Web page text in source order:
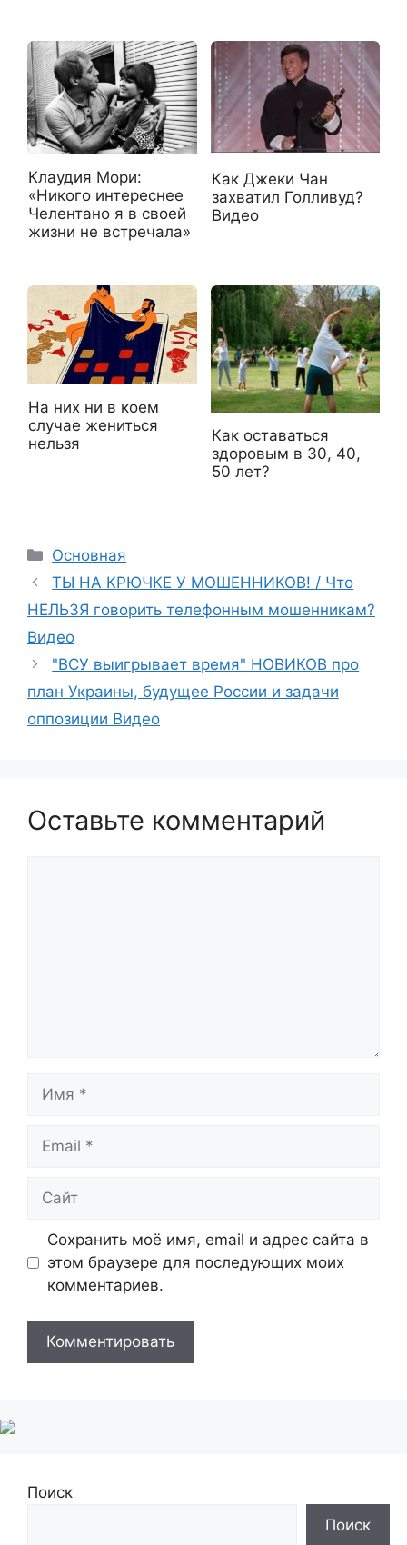
Клаудия Мори:
«Никого интереснее
Челентано я в своей
жизни не встречала»
Как Джеки Чан
захватил Голливуд?
Видео
На них ни в коем
случае жениться
нельзя
Как оставаться
здоровым в 30, 40,
50 лет?
Рубрики
Основная
ТЫ НА КРЮЧКЕ У МОШЕННИКОВ! / Что
НЕЛЬЗЯ говорить телефонным мошенникам?
Видео
"ВСУ выигрывает время" НОВИКОВ про
план Украины, будущее России и задачи
оппозиции Видео
Оставьте комментарий
Имя
Email
Сайт
Сохранить моё имя, email и адрес сайта в
этом браузере для последующих моих
комментариев.
Поиск
Поиск